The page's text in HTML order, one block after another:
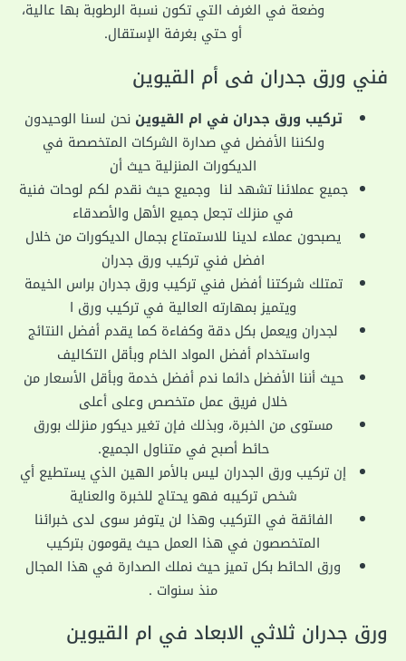
وضعة في الغرف التي تكون نسبة الرطوبة بها عالية،
أو حتي بغرفة الإستقال.
فني ورق جدران فى أم القيوين
تركيب ورق جدران في ام القيويننحن لسنا الوحيدون
ولكننا الأفضل في صدارة الشركات المتخصصة في
الديكورات المنزلية حيث أن
جميع عملائنا تشهد لنا وجميع حيث نقدم لكم لوحات فنية
في منزلك تجعل جميع الأهل والأصدقاء
يصبحون عملاء لدينا للاستمتاع بجمال الديكورات من خلال
افضل فني تركيب ورق جدران
تمتلك شركتنا أفضل فني تركيب ورق جدران براس الخيمة
ويتميز بمهارته العالية في تركيب ورق ا
لجدران ويعمل بكل دقة وكفاءة كما يقدم أفضل النتائج
واستخدام أفضل المواد الخام وبأقل التكاليف
حيث أننا الأفضل دائما ندم أفضل خدمة وبأقل الأسعار من
خلال فريق عمل متخصص وعلى أعلى
مستوى من الخبرة، وبذلك فإن تغير ديكور منزلك بورق
حائط أصبح في متناول الجميع.
إن تركيب ورق الجدران ليس بالأمر الهين الذي يستطيع أي
شخص تركيبه فهو يحتاج للخبرة والعناية
الفائقة في التركيب وهذا لن يتوفر سوى لدى خبرائنا
المتخصصون في هذا العمل حيث يقومون بتركيب
ورق الحائط بكل تميز حيث نملك الصدارة في هذا المجال
منذ سنوات .
ورق جدران ثلاثي الابعاد في ام القيوين